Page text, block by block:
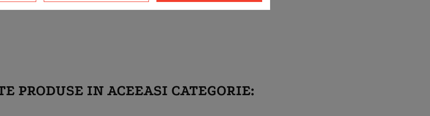
PRODUSE IN ACEEASI CATEGORIE: